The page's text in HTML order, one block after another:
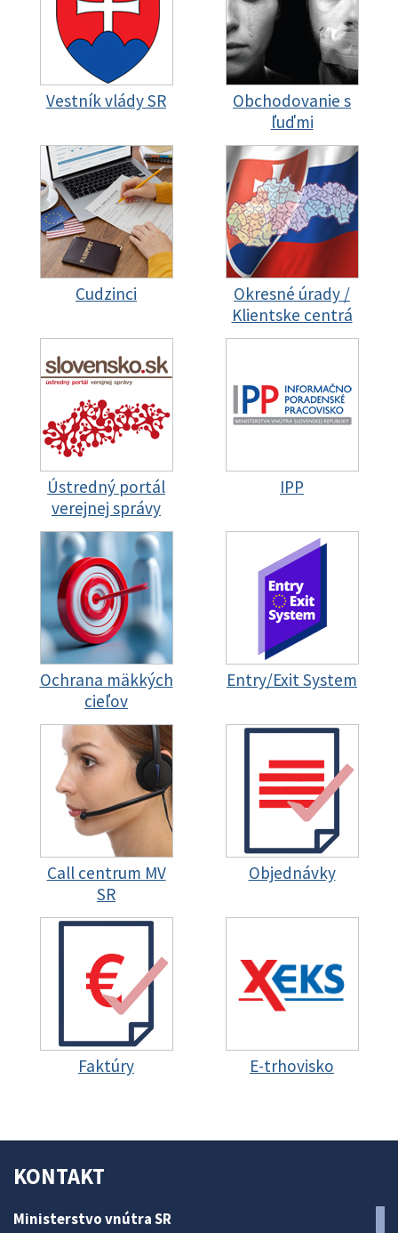
Vestník vlády SR
Obchodovanie s
ľuďmi
Cudzinci
Okresné úrady /
Klientske centrá
Ústredný portál
verejnej správy
IPP
Ochrana mäkkých
cieľov
Entry/Exit System
Call centrum MV
SR
Objednávky
Faktúry E-trhovisko
KONTAKT
Ministerstvo vnútra SR